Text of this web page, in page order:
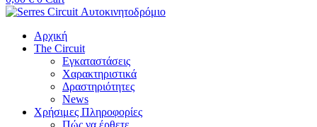
Αρχική
The Circuit
Εγκαταστάσεις
Χαρακτηριστικά
Δραστηριότητες
News
Χρήσιμες Πληροφορίες